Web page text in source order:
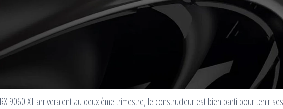
9060 XT arriveraient au deuxième trimestre, le constructeur est bien parti pour tenir ses